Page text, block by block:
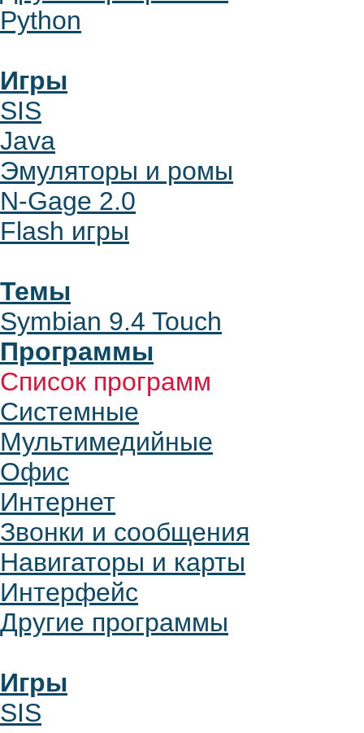
Python
Игры
SIS
Java
Эмуляторы и ромы
N-Gage 2.0
Flash игры
Темы
Symbian 9.4 Touch
Программы
Список программ
Системные
Мультимедийные
Офис
Интернет
Звонки и сообщения
Навигаторы и карты
Интерфейс
Другие программы
Игры
SIS